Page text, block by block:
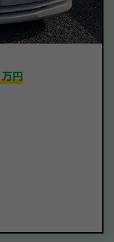
万円